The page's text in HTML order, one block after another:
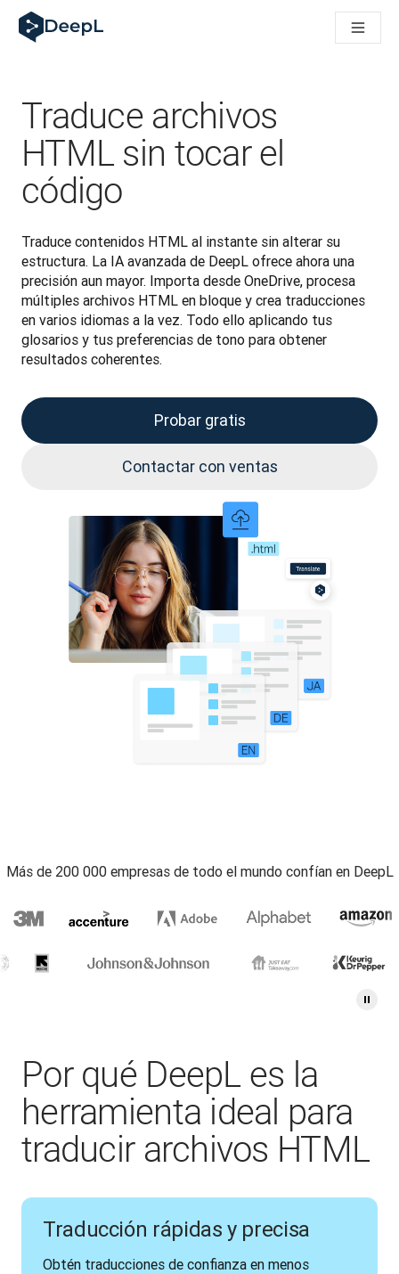
DeepL para agentes de IA
Translation Flow de DeepL: nuevos flujos de trabajo
La fiabilidad de la IA lingüística para empresas: un análisis
Desarrollando evaluación de calidad de traducción en DeepL
De la traducción de texto a una plataforma de voz en tiempo
Building an instantly accessible voice demo with DeepL
Traduce archivos
HTML sin tocar el
código
Traduce contenidos HTML al instante sin alterar su
estructura. La IA avanzada de DeepL ofrece ahora una
precisión aun mayor. Importa desde OneDrive, procesa
múltiples archivos HTML en bloque y crea traducciones
en varios idiomas a la vez. Todo ello aplicando tus
glosarios y tus preferencias de tono para obtener
resultados coherentes.
Probar gratis
Contactar con ventas
Más de 200 000 empresas de todo el mundo confían en DeepL
Por qué DeepL es la
herramienta ideal para
traducir archivos HTML
Traducción rápidas y precisa
Obtén traducciones de confianza en menos